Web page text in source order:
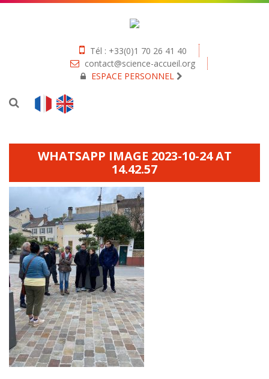
Tél : +33(0)1 70 26 41 40
contact@science-accueil.org
ESPACE PERSONNEL
WHATSAPP IMAGE 2023-10-24 AT
14.42.57